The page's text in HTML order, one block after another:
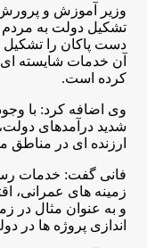
وزیر آموزش و پرورش
تشکیل دولت به مردم
دست پاکان را
آن خدمات شایسته ای
کرده است.
وی اضافه کرد: با
شدید درآمدهای
ارزنده ای در
فانی گفت: خدمات
زمینه های عمرانی،
اندازی پروژه ها در